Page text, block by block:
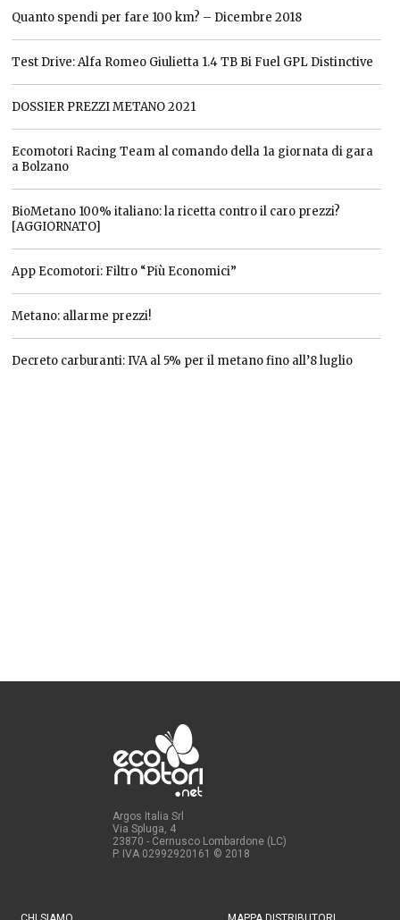
Quanto spendi per fare 100 km? – Dicembre 2018
Test Drive: Alfa Romeo Giulietta 1.4 TB Bi Fuel GPL Distinctive
DOSSIER PREZZI METANO 2021
Ecomotori Racing Team al comando della 1a giornata di gara
a Bolzano
BioMetano 100% italiano: la ricetta contro il caro prezzi?
[AGGIORNATO]
App Ecomotori: Filtro “Più Economici”
Metano: allarme prezzi!
Decreto carburanti: IVA al 5% per il metano fino all’8 luglio
Argos Italia Srl
Via Spluga, 4
23870 - Cernusco Lombardone (LC)
P. IVA 02992920161 © 2018